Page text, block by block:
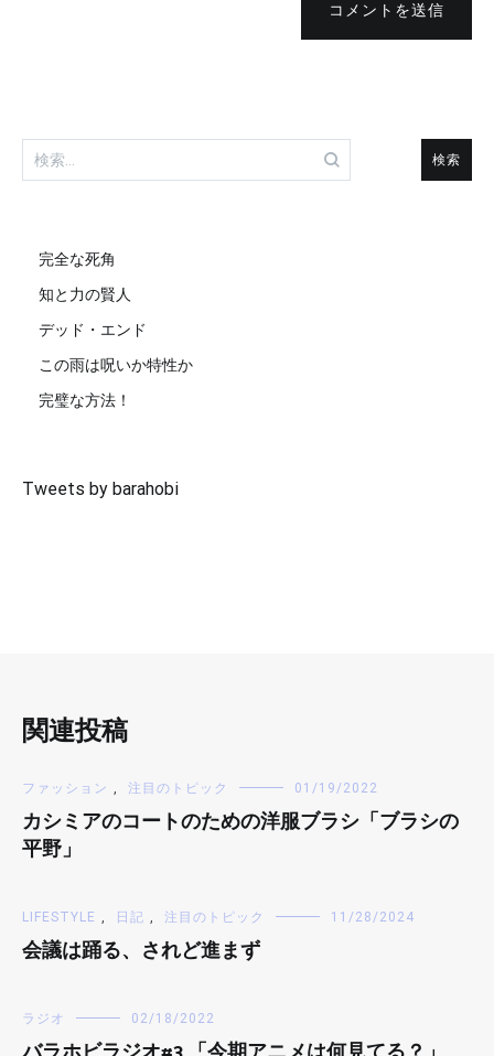
コメントを送信
検
索:
完全な死角
知と力の賢人
デッド・エンド
この雨は呪いか特性か
完璧な方法！
Tweets by barahobi
関連投稿
ファッション , 注目のトピック 01/19/2022
カシミアのコートのための洋服ブラシ「ブラシの
平野」
LIFESTYLE , 日記 , 注目のトピック 11/28/2024
会議は踊る、されど進まず
ラジオ 02/18/2022